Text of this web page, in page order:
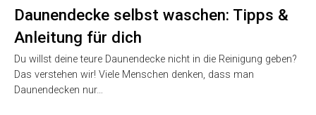
Daunendecke selbst waschen: Tipps &
Anleitung für dich
Du willst deine teure Daunendecke nicht in die Reinigung geben?
Das verstehen wir! Viele Menschen denken, dass man
Daunendecken nur…